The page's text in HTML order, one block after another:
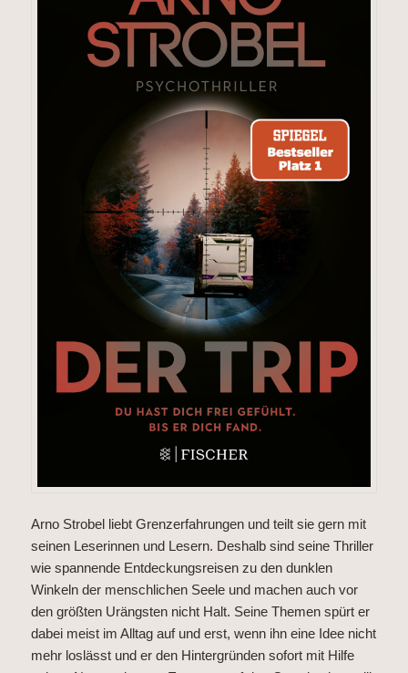
Arno Strobel liebt Grenzerfahrungen und teilt sie gern mit
seinen Leserinnen und Lesern. Deshalb sind seine Thriller
wie spannende Entdeckungsreisen zu den dunklen
Winkeln der menschlichen Seele und machen auch vor
den größten Urängsten nicht Halt. Seine Themen spürt er
dabei meist im Alltag auf und erst, wenn ihn eine Idee nicht
mehr loslässt und er den Hintergründen sofort mit Hilfe